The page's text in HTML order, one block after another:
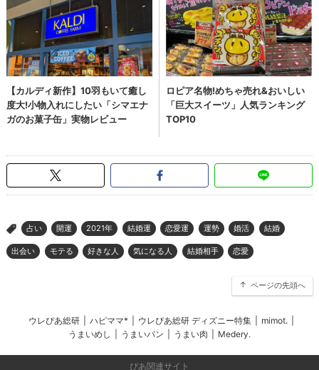
> 占い 開運 2021年 結婚運 恋愛運 運勢 婚活 結婚
出会い モテる 好きな人 気になる人 結婚相手 恋愛
ページの先頭へ
ウレぴあ総研 ハピママ* ウレぴあ総研 ディズニー特集 mimot.
うまいめし
うまいパン うまい肉 Medery.
ぴあ関連サイト